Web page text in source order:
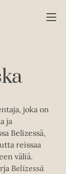
joka on
ja
Belizessä,
reissaa
väliä.
Belizessä